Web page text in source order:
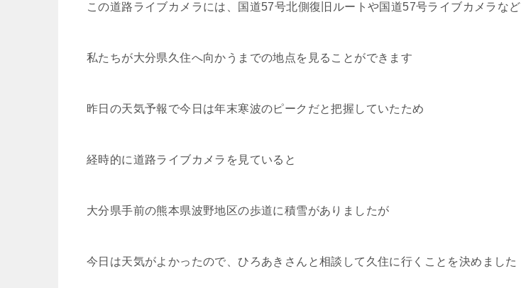
この道路ライブカメラには、国道57号北側復旧ルートや国道57号ライブカメラなど
私たちが大分県久住へ向かうまでの地点を見ることができます
昨日の天気予報で今日は年末寒波のピークだと把握していたため
経時的に道路ライブカメラを見ていると
大分県手前の熊本県波野地区の歩道に積雪がありましたが
今日は天気がよかったので、ひろあきさんと相談して久住に行くことを決めました